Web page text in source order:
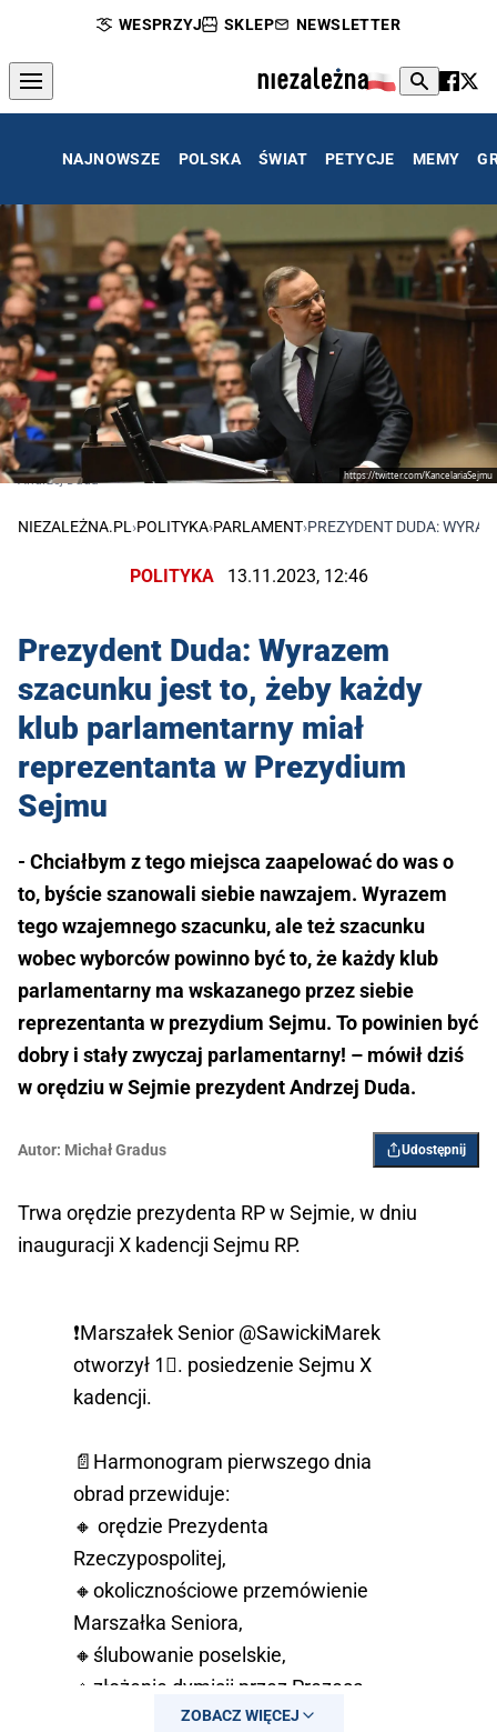
WESPRZYJ SKLEP NEWSLETTER
NAJNOWSZE POLSKA ŚWIAT PETYCJE MEMY
https://twitter.com/KancelariaSejmu
Andrzej Duda
NIEZALEŻNA.PL ›POLITYKA›PARLAMENT›PREZYDENT DUDA:
POLITYKA 13.11.2023, 12:46
Prezydent Duda: Wyrazem
szacunku jest to, żeby każdy
klub parlamentarny miał
reprezentanta w Prezydium
Sejmu
- Chciałbym z tego miejsca zaapelować do was o
to, byście szanowali siebie nawzajem. Wyrazem
tego wzajemnego szacunku, ale też szacunku
wobec wyborców powinno być to, że każdy klub
parlamentarny ma wskazanego przez siebie
reprezentanta w prezydium Sejmu. To powinien być
dobry i stały zwyczaj parlamentarny! – mówił dziś
w orędziu w Sejmie prezydent Andrzej Duda.
Autor: Michał Gradus Udostępnij
Trwa orędzie prezydenta RP w Sejmie, w dniu
inauguracji X kadencji Sejmu RP.
❗️Marszałek Senior @SawickiMarek
otworzył 1⃣. posiedzenie Sejmu X
kadencji.
📄Harmonogram pierwszego dnia
obrad przewiduje:
🔸 orędzie Prezydenta
Rzeczypospolitej,
🔸okolicznościowe przemówienie
Marszałka Seniora,
🔸ślubowanie poselskie,
🔸złożenie dymisji przez Prezesa
pic.twitter.com/TCTpF23MPB
ZOBACZ WIĘCEJ